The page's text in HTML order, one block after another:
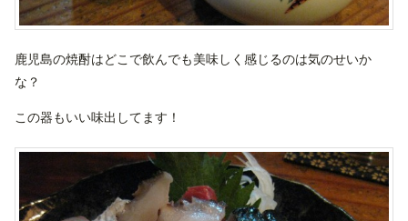
鹿児島の焼酎はどこで飲んでも美味しく感じるのは気のせいか
な？
この器もいい味出してます！